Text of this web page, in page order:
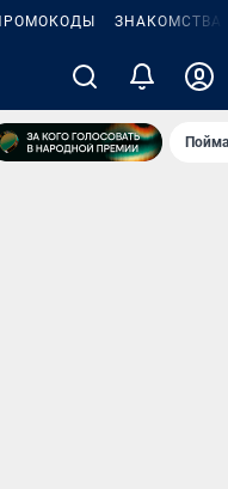
ЗНАКОМСТВА